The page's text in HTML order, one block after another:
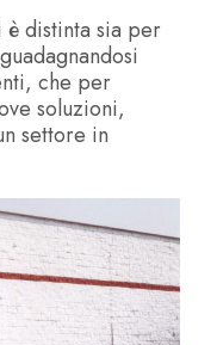
è distinta sia per
che per
soluzioni,
settore in